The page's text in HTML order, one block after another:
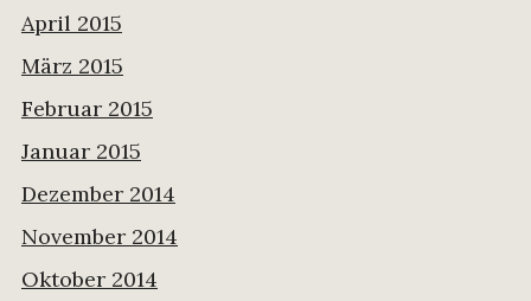
April 2015
März 2015
Februar 2015
Januar 2015
Dezember 2014
November 2014
Oktober 2014